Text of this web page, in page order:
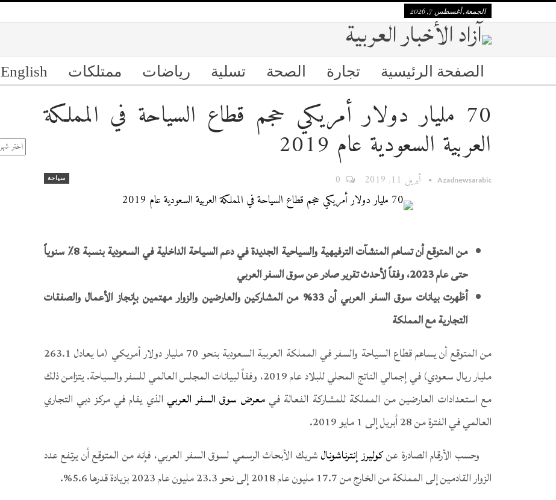
الجمعة, أغسطس 7, 2026
الصفحة الرئيسية تجارة الصحة تسلية رياضات ممتلكات English
70 مليار دولار أمريكي حجم قطاع السياحة في المملكة
العربية السعودية عام 2019
سياحة Azadnewsarabic أبريل 11, 2019
من المتوقع أن تساهم المنشآت الترفيهية والسياحية الجديدة في دعم السياحة الداخلية في السعودية بنسبة 8٪ سنوياً
حتى عام 2023، وفقاً لأحدث تقرير صادر عن سوق السفر العربي
أظهرت بيانات سوق السفر العربي أن 33% من المشاركين والعارضين والزوار مهتمين بإنجاز الأعمال والصفقات
التجارية مع المملكة
من المتوقع أن يساهم قطاع السياحة والسفر في المملكة العربية السعودية بنحو 70 مليار دولار أمريكي (ما يعادل 263.1
مليار ريال سعودي) في إجمالي الناتج المحلي للبلاد عام 2019، وفقاً لبيانات المجلس العالمي للسفر والسياحة. يتزامن ذلك
مع استعدادات العارضين من المملكة للمشاركة الفعالة فيمعرض سوق السفر العربيالذي يقام في مركز دبي التجاري
العالمي في الفترة من 28 أبريل إلى 1 مايو 2019.
وحسب الأرقام الصادرة عنكوليرز إنترناشونالشريك الأبحاث الرسمي لسوق السفر العربي، فإنه من المتوقع أن يرتفع عدد
الزوار القادمين إلى المملكة من الخارج من 17.7 مليون عام 2018 إلى نحو 23.3 مليون عام 2023 بزيادة قدرها 5.6%.
الأرشيف